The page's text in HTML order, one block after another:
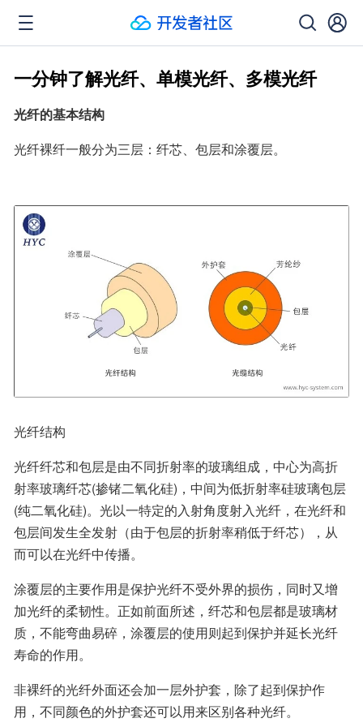
一分钟了解光纤、单模光纤、多模光纤
光纤的基本结构
光纤裸纤一般分为三层：纤芯、包层和涂覆层。
光纤结构
光纤纤芯和包层是由不同折射率的玻璃组成，中心为高折
射率玻璃纤芯(掺锗二氧化硅)，中间为低折射率硅玻璃包层
(纯二氧化硅)。光以一特定的入射角度射入光纤，在光纤和
包层间发生全发射（由于包层的折射率稍低于纤芯），从
而可以在光纤中传播。
涂覆层的主要作用是保护光纤不受外界的损伤，同时又增
加光纤的柔韧性。正如前面所述，纤芯和包层都是玻璃材
质，不能弯曲易碎，涂覆层的使用则起到保护并延长光纤
寿命的作用。
非裸纤的光纤外面还会加一层外护套，除了起到保护作
用，不同颜色的外护套还可以用来区别各种光纤。